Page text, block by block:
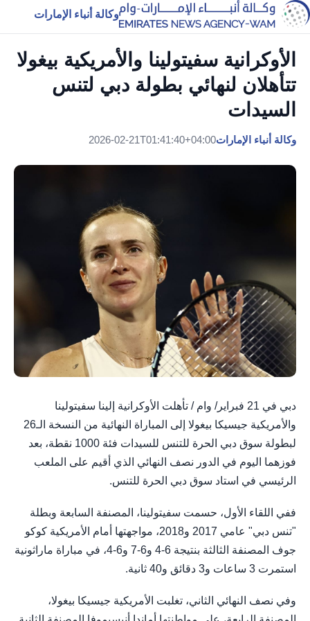
وكالة أنباء الإمارات
الأوكرانية سفيتولينا والأمريكية بيغولا
تتأهلان لنهائي بطولة دبي لتنس
السيدات
وكالة أنباء الإمارات2026-02-21T01:41:40+04:00
دبي في 21 فبراير/ وام / تأهلت الأوكرانية إلينا سفيتولينا
والأمريكية جيسيكا بيغولا إلى المباراة النهائية من النسخة الـ26
لبطولة سوق دبي الحرة للتنس للسيدات فئة 1000 نقطة، بعد
فوزهما اليوم في الدور نصف النهائي الذي أقيم على الملعب
الرئيسي في استاد سوق دبي الحرة للتنس.
ففي اللقاء الأول، حسمت سفيتولينا، المصنفة السابعة وبطلة
"تنس دبي" عامي 2017 و2018، مواجهتها أمام الأمريكية كوكو
جوف المصنفة الثالثة بنتيجة 6-4 و6-7 و6-4، في مباراة ماراثونية
استمرت 3 ساعات و3 دقائق و40 ثانية.
وفي نصف النهائي الثاني، تغلبت الأمريكية جيسيكا بيغولا،